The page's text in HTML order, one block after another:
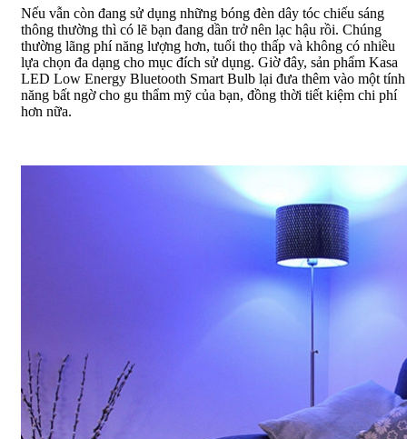
Nếu vẫn còn đang sử dụng những bóng đèn dây tóc chiếu sáng
thông thường thì có lẽ bạn đang dần trở nên lạc hậu rồi. Chúng
thường lãng phí năng lượng hơn, tuổi thọ thấp và không có nhiều
lựa chọn đa dạng cho mục đích sử dụng. Giờ đây, sản phẩm Kasa
LED Low Energy Bluetooth Smart Bulb lại đưa thêm vào một tính
năng bất ngờ cho gu thẩm mỹ của bạn, đồng thời tiết kiệm chi phí
hơn nữa.